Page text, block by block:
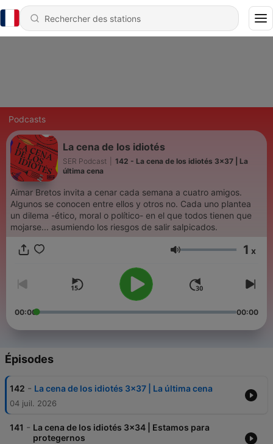
Podcasts
La cena de los idiotés
SER Podcast
142 - La cena de los idiotés 3x37 | La
última cena
Aimar Bretos invita a cenar cada semana a cuatro amigos.
Algunos se conocen entre ellos y otros no. Cada uno plantea
un dilema -ético, moral o político- en el que todos tienen que
mojarse... asumiendo los riesgos de salir salpicados.
Volume 1 x
00:00 00:00
Épisodes
142 - La cena de los idiotés 3x37 | La última cena
04 juil. 2026
141 - La cena de los idiotés 3x34 | Estamos para
protegernos